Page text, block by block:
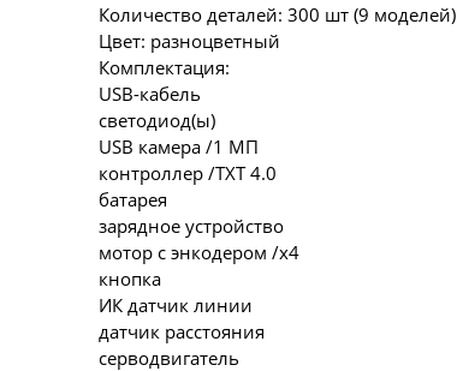
Количество деталей: 300 шт (9 моделей)
Цвет: разноцветный
Комплектация:
USB-кабель
светодиод(ы)
USB камера /1 МП
контроллер /TXT 4.0
батарея
зарядное устройство
мотор с энкодером /x4
кнопка
ИК датчик линии
датчик расстояния
серводвигатель